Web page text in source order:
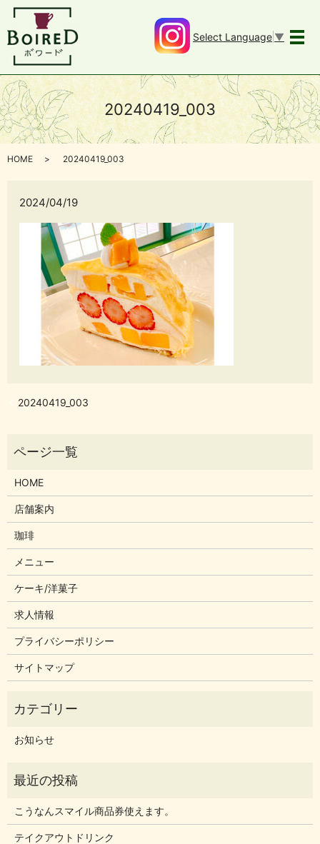
メ
Select Language ▼
20240419_003
HOME 20240419_003
2024/04/19
20240419_003
HOME
店舗案内
珈琲
メニュー
ケーキ/洋菓子
求人情報
プライバシーポリシー
サイトマップ
お知らせ
こうなんスマイル商品券使えます。
テイクアウトドリンク